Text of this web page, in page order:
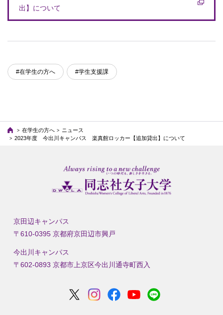
出】について
#在学生の方へ #学生支援課
在学生の方へ
ニュース
2023年度 今出川キャンパス 楽真館ロッカー【追加貸出】について
京田辺キャンパス
〒610-0395 京都府京田辺市興戸
今出川キャンパス
〒602-0893 京都市上京区今出川通寺町西入